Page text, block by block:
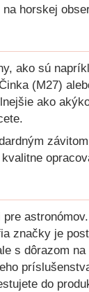
horskej
ako sú
(M27)
ako
značky je
s dôrazom
do